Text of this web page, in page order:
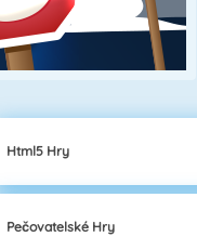
Html5 Hry
Pečovatelské Hry